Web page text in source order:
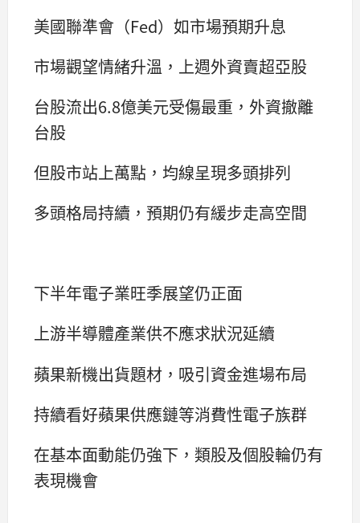
美國聯準會（Fed）如市場預期升息
市場觀望情緒升溫，上週外資賣超亞股
台股流出6.8億美元受傷最重，外資撤離
台股
但股市站上萬點，均線呈現多頭排列
多頭格局持續，預期仍有緩步走高空間
下半年電子業旺季展望仍正面
上游半導體產業供不應求狀況延續
蘋果新機出貨題材，吸引資金進場布局
持續看好蘋果供應鏈等消費性電子族群
在基本面動能仍強下，類股及個股輪仍有
表現機會